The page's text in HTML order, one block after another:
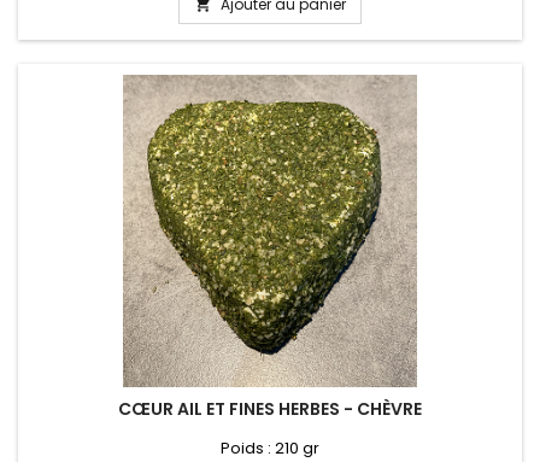
 Ajouter au panier
CŒUR AIL ET FINES HERBES - CHÈVRE
Poids : 210 gr